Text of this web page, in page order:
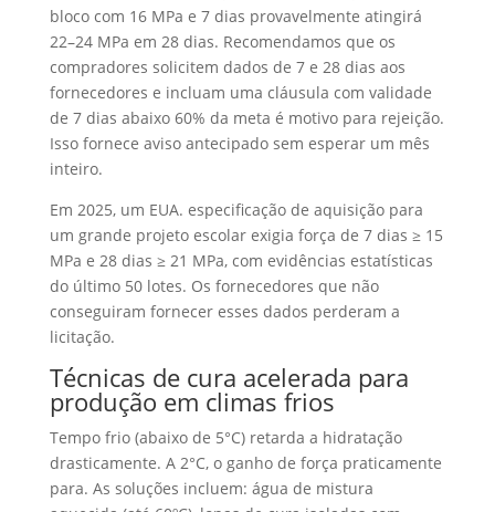
bloco com 16 MPa e 7 dias provavelmente atingirá
22–24 MPa em 28 dias. Recomendamos que os
compradores solicitem dados de 7 e 28 dias aos
fornecedores e incluam uma cláusula com validade
de 7 dias abaixo 60% da meta é motivo para rejeição.
Isso fornece aviso antecipado sem esperar um mês
inteiro.
Em 2025, um EUA. especificação de aquisição para
um grande projeto escolar exigia força de 7 dias ≥ 15
MPa e 28 dias ≥ 21 MPa, com evidências estatísticas
do último 50 lotes. Os fornecedores que não
conseguiram fornecer esses dados perderam a
licitação.
Técnicas de cura acelerada para
produção em climas frios
Tempo frio (abaixo de 5°C) retarda a hidratação
drasticamente. A 2°C, o ganho de força praticamente
para. As soluções incluem: água de mistura